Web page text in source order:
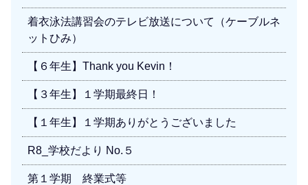
着衣泳法講習会のテレビ放送について（ケーブルネ
ットひみ）
【６年生】Thank you Kevin！
【３年生】１学期最終日！
【１年生】１学期ありがとうございました
R8_学校だより No.５
第１学期 終業式等